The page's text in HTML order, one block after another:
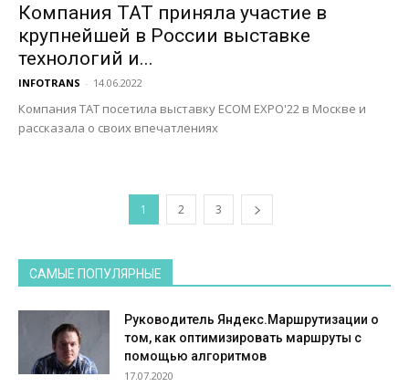
Компания ТАТ приняла участие в
крупнейшей в России выставке
технологий и...
INFOTRANS - 14.06.2022
Компания ТАТ посетила выставку ECOM EXPO'22 в Москве и
рассказала о своих впечатлениях
1 2 3
САМЫЕ ПОПУЛЯРНЫЕ
Руководитель Яндекс.Маршрутизации о
том, как оптимизировать маршруты с
помощью алгоритмов
17.07.2020